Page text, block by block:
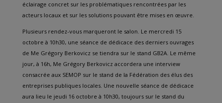
éclairage concret sur les problématiques rencontrées par les
acteurs locaux et sur les solutions pouvant être mises en œuvre.
Plusieurs rendez-vous marqueront le salon. Le mercredi 15
octobre à 10h30, une séance de dédicace des derniers ouvrages
de Me Grégory Berkovicz se tiendra sur le stand GB2A. Le même
jour, à 16h, Me Grégory Berkovicz accordera une interview
consacrée aux SEMOP sur le stand de la Fédération des élus des
entreprises publiques locales. Une nouvelle séance de dédicace
aura lieu le jeudi 16 octobre à 10h30, toujours sur le stand du